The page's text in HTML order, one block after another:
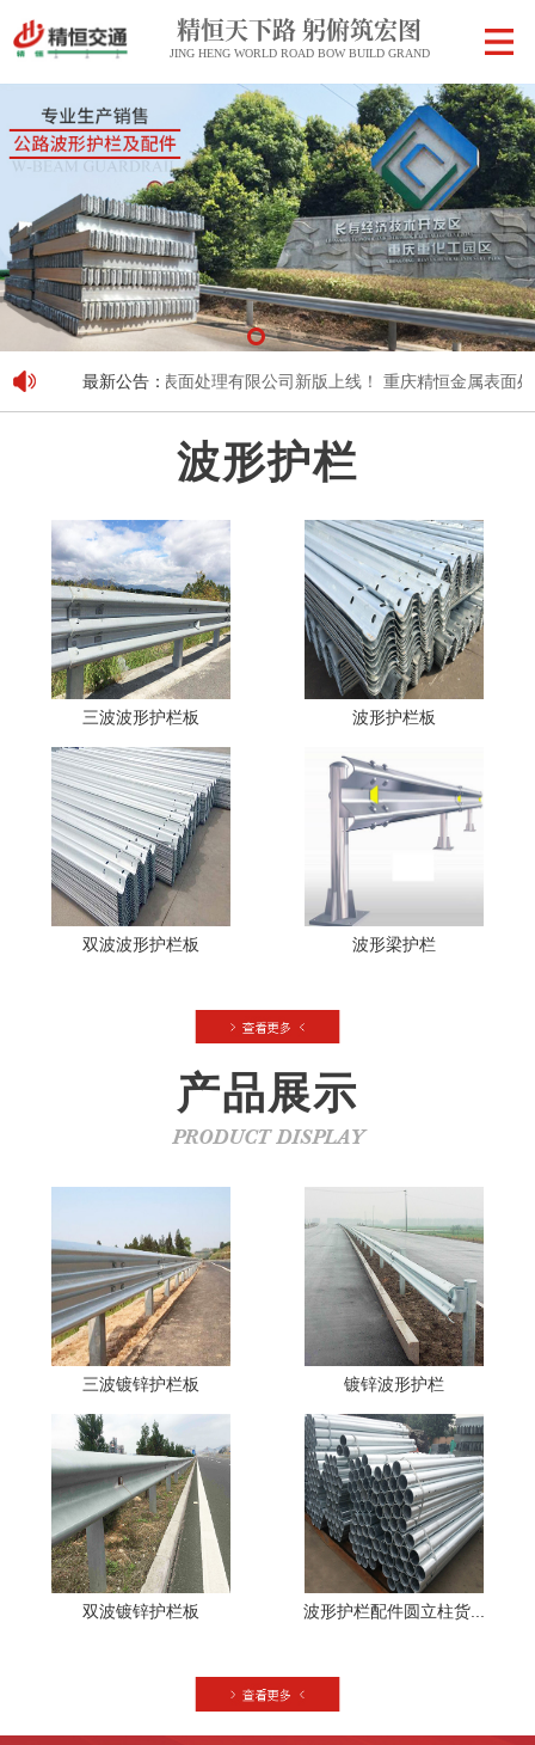
精恒天下路 躬俯筑宏图
JING HENG WORLD ROAD BOW BUILD GRAND
最新公告：
重庆精恒金属表面处理有限公司新版上线！ 重庆精恒金属表面处
波形护栏
三波波形护栏板 波形护栏板
双波波形护栏板 波形梁护栏
产品展示
PRODUCT DISPLAY
三波镀锌护栏板 镀锌波形护栏
双波镀锌护栏板 波形护栏配件圆立柱货...